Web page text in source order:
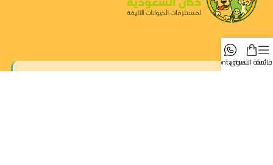
قائمةسلة التسوقcontact us